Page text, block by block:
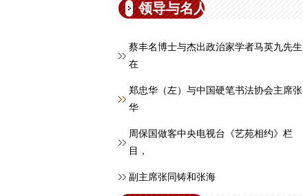
领导与名人
蔡丰名博士与杰出政治家学者马英九先生
在
郑忠华（左）与中国硬笔书法协会主席张
华
周保国做客中央电视台《艺苑相约》栏
目，
副主席张同铸和张海